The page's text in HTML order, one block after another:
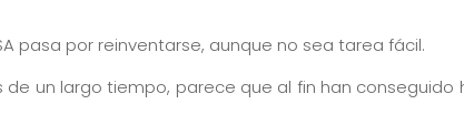
pasa por reinventarse, aunque no sea tarea fácil.
de un largo tiempo, parece que al fin han conseguido